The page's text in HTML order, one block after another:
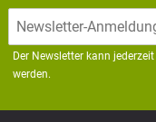
Der Newsletter kann
werden.